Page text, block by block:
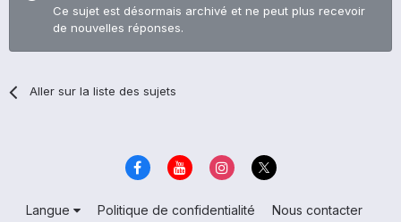
Ce sujet est désormais archivé et ne peut plus recevoir
de nouvelles réponses.
Aller sur la liste des sujets
Langue Politique de confidentialité
Nous contacter